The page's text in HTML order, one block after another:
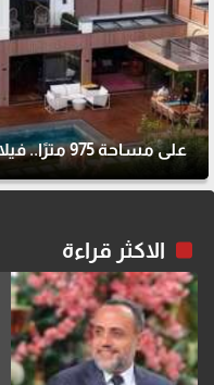
على مساحة 975 مترًا.. فيلا محمد صلاح في طرابزون
الاكثر قراءة